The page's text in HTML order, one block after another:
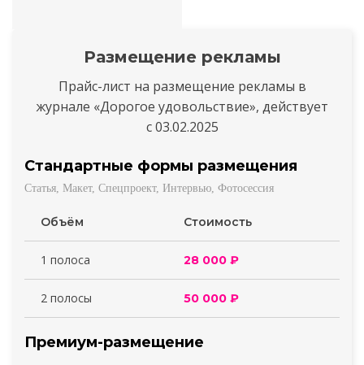
Размещение рекламы
Прайс-лист на размещение рекламы в
журнале «Дорогое удовольствие», действует
с 03.02.2025
Стандартные формы размещения
Статья, Макет, Спецпроект, Интервью, Фотосессия
Объём Стоимость
1 полоса 28 000 ₽
2 полосы 50 000 ₽
Премиум-размещение